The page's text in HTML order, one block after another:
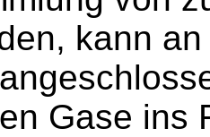
kann
Gase ins